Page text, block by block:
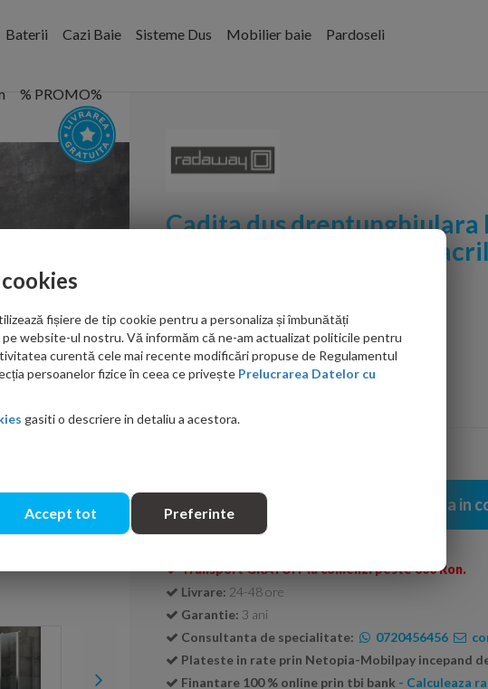
Baterii Cazi Baie Sisteme Dus Mobilier baie Pardoseli
% PROMO%
Cadita dus dreptunghiulara
Doros D, 120X80X5 cm,
PRP: 1,277.00 RON
1,073.00 RON
Adauga in
Transport GRATUIT la comenzi peste 600 Ron.
Livrare: 24-48 ore
Garantie: 3 ani
Consultanta de specialitate:
0720456456
Plateste in rate prin Netopia-Mobilpay incepand
Finantare 100 % online prin tbi bank - Calculeaza
fișiere de tip cookie pentru a personaliza și îmbunătăți
website-ul nostru. Vă informăm că ne-am actualizat politicile pentru
curentă cele mai recente modificări propuse de Regulamentul
persoanelor fizice în ceea ce privește Prelucrarea Datelor cu
gasiti o descriere in detaliu a acestora.
Accept tot Preferinte